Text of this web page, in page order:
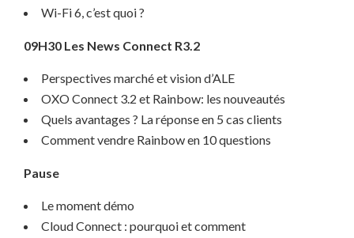
Wi-Fi 6, c’est quoi ?
09H30 Les News Connect R3.2
Perspectives marché et vision d’ALE
OXO Connect 3.2 et Rainbow: les nouveautés
Quels avantages ? La réponse en 5 cas clients
Comment vendre Rainbow en 10 questions
Pause
Le moment démo
Cloud Connect : pourquoi et comment